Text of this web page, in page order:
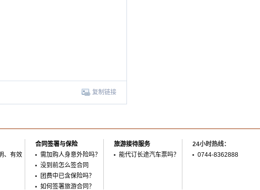
复制链接
、有效
合同签署与保险
需加购人身意外险吗？
没到前怎么签合同
团费中已含保险吗？
如何签署旅游合同？
旅游接待服务
能代订长途汽车票吗？
24小时热线：
0744-8362888